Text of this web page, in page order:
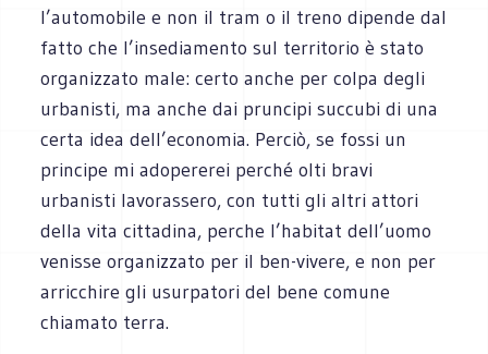
l’automobile e non il tram o il treno dipende dal
fatto che l’insediamento sul territorio è stato
organizzato male: certo anche per colpa degli
urbanisti, ma anche dai pruncipi succubi di una
certa idea dell’economia. Perciò, se fossi un
principe mi adopererei perché olti bravi
urbanisti lavorassero, con tutti gli altri attori
della vita cittadina, perche l’habitat dell’uomo
venisse organizzato per il ben-vivere, e non per
arricchire gli usurpatori del bene comune
chiamato terra.